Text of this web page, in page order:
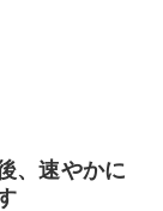
、速やかに